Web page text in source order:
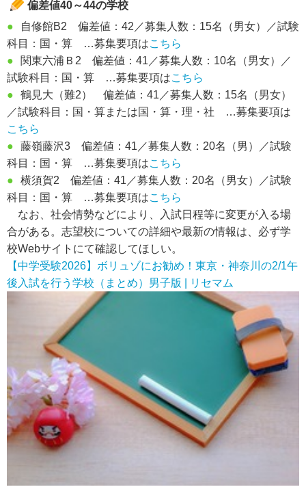
偏差値40～44の学校
●
自修館B2 偏差値：42／募集人数：15名（男女）／試験
科目：国・算 …募集要項はこちら
●
関東六浦Ｂ2 偏差値：41／募集人数：10名（男女）／
試験科目：国・算 …募集要項はこちら
●
鶴見大（難2） 偏差値：41／募集人数：15名（男女）
／試験科目：国・算または国・算・理・社 …募集要項は
こちら
●
藤嶺藤沢3 偏差値：41／募集人数：20名（男）／試験
科目：国・算 …募集要項はこちら
●
横須賀2 偏差値：41／募集人数：20名（男女）／試験
科目：国・算 …募集要項はこちら
なお、社会情勢などにより、入試日程等に変更が入る場
合がある。志望校についての詳細や最新の情報は、必ず学
校Webサイトにて確認してほしい。
【中学受験2026】ボリュゾにお勧め！東京・神奈川の2/1午
後入試を行う学校（まとめ）男子版 | リセマム